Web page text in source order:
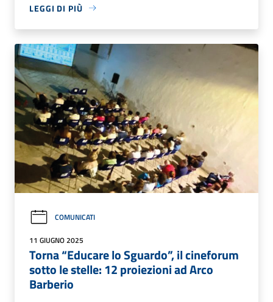
LEGGI DI PIÙ
COMUNICATI
11 GIUGNO 2025
Torna “Educare lo Sguardo”, il cineforum
sotto le stelle: 12 proiezioni ad Arco
Barberio